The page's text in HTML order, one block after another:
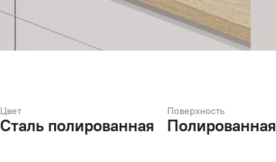
Цвет
Сталь полированная
Поверхность
Полированная